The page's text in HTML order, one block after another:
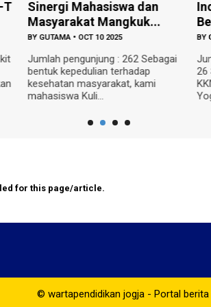
T
Sinergi Mahasiswa dan
Masyarakat Mangkuk...
BYGUTAMA •OCT 10 2025
Jumlah pengunjung : 262 Sebagai
bentuk kepedulian terhadap
kesehatan masyarakat, kami
mahasiswa Kuli...
BY
26
for this page/article.
© wartapendidikan jogja - Portal